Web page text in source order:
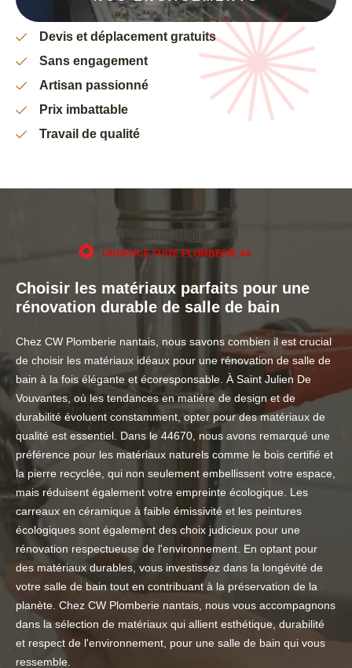
Devis et déplacement gratuits
Sans engagement
Artisan passionné
Prix imbattable
Travail de qualité
URGENCE FUITE PLOMBERIE 44
Choisir les matériaux parfaits pour une
rénovation durable de salle de bain
Chez CW Plomberie nantais, nous savons combien il est crucial
de choisir les matériaux idéaux pour une rénovation de salle de
bain à la fois élégante et écoresponsable. À Saint Julien De
Vouvantes, où les tendances en matière de design et de
durabilité évoluent constamment, opter pour des matériaux de
qualité est essentiel. Dans le 44670, nous avons remarqué une
préférence pour les matériaux naturels comme le bois certifié et
la pierre recyclée, qui non seulement embellissent votre espace,
mais réduisent également votre empreinte écologique. Les
carreaux en céramique à faible émissivité et les peintures
écologiques sont également des choix judicieux pour une
rénovation respectueuse de l'environnement. En optant pour
des matériaux durables, vous investissez dans la longévité de
votre salle de bain tout en contribuant à la préservation de la
planète. Chez CW Plomberie nantais, nous vous accompagnons
dans la sélection de matériaux qui allient esthétique, durabilité
et respect de l'environnement, pour une salle de bain qui vous
ressemble.